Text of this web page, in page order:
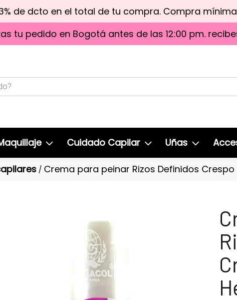
de dcto en el total de tu compra. Compra
tu pedido en Bogotá antes de las 12:00 pm.
Cuidado Capilar Uñas
/ Crema para peinar Rizos Definidos